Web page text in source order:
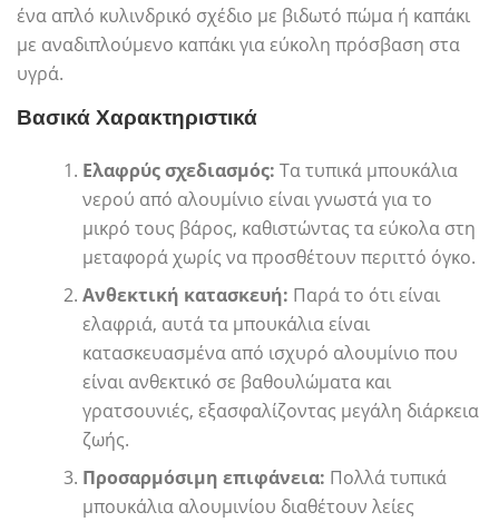
ένα απλό κυλινδρικό σχέδιο με βιδωτό πώμα ή καπάκι
με αναδιπλούμενο καπάκι για εύκολη πρόσβαση στα
υγρά.
Βασικά Χαρακτηριστικά
Ελαφρύς σχεδιασμός: Τα τυπικά μπουκάλια
νερού από αλουμίνιο είναι γνωστά για το
μικρό τους βάρος, καθιστώντας τα εύκολα στη
μεταφορά χωρίς να προσθέτουν περιττό όγκο.
Ανθεκτική κατασκευή: Παρά το ότι είναι
ελαφριά, αυτά τα μπουκάλια είναι
κατασκευασμένα από ισχυρό αλουμίνιο που
είναι ανθεκτικό σε βαθουλώματα και
γρατσουνιές, εξασφαλίζοντας μεγάλη διάρκεια
ζωής.
Προσαρμόσιμη επιφάνεια: Πολλά τυπικά
μπουκάλια αλουμινίου διαθέτουν λείες